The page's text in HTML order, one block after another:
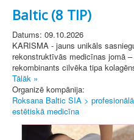
Baltic (8 TIP)
Datums: 09.10.2026
KARISMA - jauns unikāls
rekonstruktīvās medicīnas jomā
rekombinants cilvēka tipa
Tālāk »
Organizē kompānija:
Roksana Baltic SIA >
estētiskā medicīna